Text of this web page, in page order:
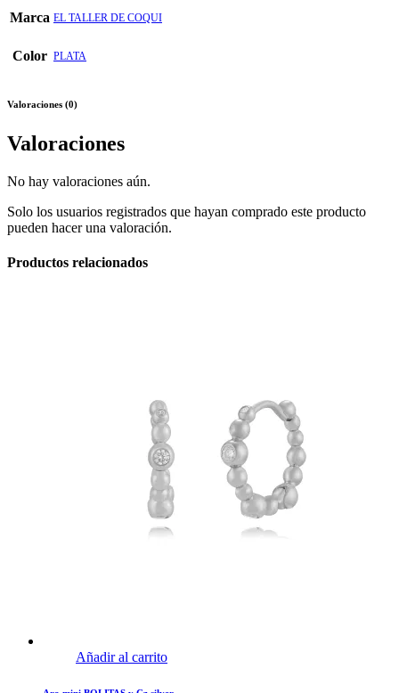
Marca EL TALLER DE COQUI
Color PLATA
Valoraciones (0)
Valoraciones
No hay valoraciones aún.
Solo los usuarios registrados que hayan comprado este producto
pueden hacer una valoración.
Productos relacionados
Añadir al carrito